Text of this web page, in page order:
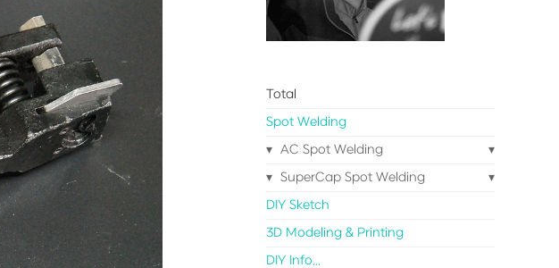
Total
Spot Welding
AC Spot Welding
SuperCap Spot Welding
DIY Sketch
3D Modeling & Printing
DIY Info...